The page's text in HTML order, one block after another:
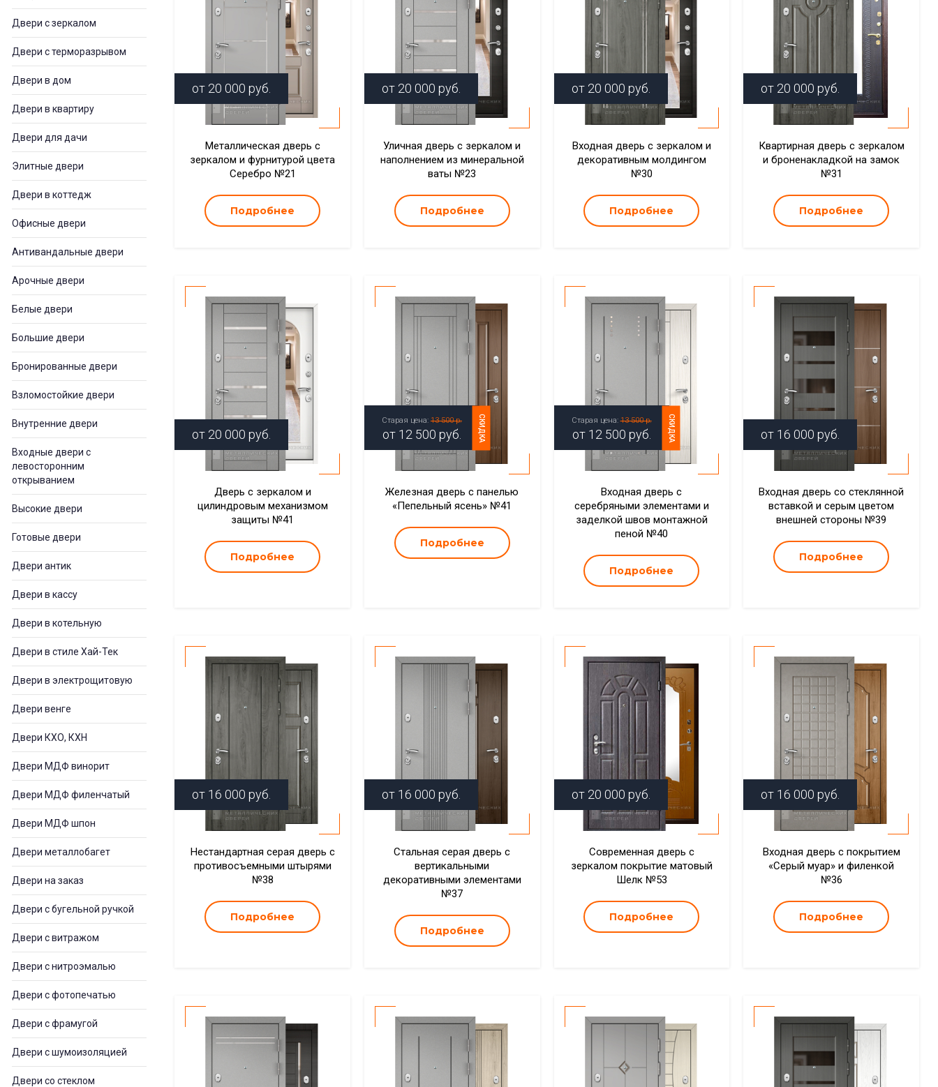
Двери с зеркалом
Двери с терморазрывом
Двери в дом
Двери в квартиру
Двери для дачи
Элитные двери
Двери в коттедж
Офисные двери
Антивандальные двери
Арочные двери
Белые двери
Большие двери
Бронированные двери
Взломостойкие двери
Внутренние двери
Входные двери с
левосторонним
открыванием
Высокие двери
Готовые двери
Двери антик
Двери в кассу
Двери в котельную
Двери в стиле Хай-Тек
Двери в электрощитовую
Двери венге
Двери КХО, КХН
Двери МДФ винорит
Двери МДФ филенчатый
Двери МДФ шпон
Двери металлобагет
Двери на заказ
Двери с бугельной ручкой
Двери с витражом
Двери с нитроэмалью
Двери с фотопечатью
Двери с фрамугой
Двери с шумоизоляцией
Двери со стеклом
от 20 000 руб.
Металлическая дверь с
зеркалом и фурнитурой цвета
Серебро №21
Подробнее
от 20 000 руб.
Уличная дверь с зеркалом и
наполнением из минеральной
ваты №23
Подробнее
от 20 000 руб.
Входная дверь с зеркалом и
декоративным молдингом
№30
Подробнее
от 20 000 руб.
Квартирная дверь с зеркалом
и броненакладкой на замок
№31
Подробнее
от 20 000 руб.
Дверь с зеркалом и
цилиндровым механизмом
защиты №41
Подробнее
СКИДКА
Старая цена: 13 500 р.
от 12 500 руб.
Железная дверь с панелью
«Пепельный ясень» №41
Подробнее
СКИДКА
Старая цена:13 500 р.
от 12 500 руб.
Входная дверь с
серебряными элементами и
заделкой швов монтажной
пеной №40
Подробнее
от 16 000 руб.
Входная дверь со стеклянной
вставкой и серым цветом
внешней стороны №39
Подробнее
от 16 000 руб.
Нестандартная серая дверь с
противосъемными штырями
№38
Подробнее
от 16 000 руб.
Стальная серая дверь с
вертикальными
декоративными элементами
№37
Подробнее
от 20 000 руб.
Современная дверь с
зеркалом покрытие матовый
Шелк №53
Подробнее
от 16 000 руб.
Входная дверь с покрытием
«Серый муар» и филенкой
№36
Подробнее